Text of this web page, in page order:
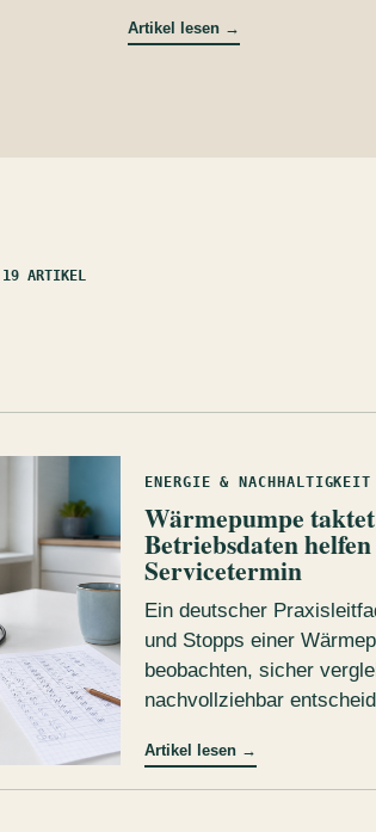
Artikel lesen →
19 ARTIKEL
ENERGIE & NACHHALTIGKEIT
Wärmepumpe
Betriebsdaten
Servicetermin
Ein deutscher
und Stopps einer
beobachten, sicher
nachvollziehbar
Artikel lesen →